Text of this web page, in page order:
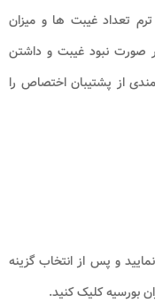
تعداد غیبت ها و میزان
صورت نبود غیبت و داشتن
از پشتیبان اختصاص را
و پس از انتخاب گزینه
بورسیه کلیک کنید.